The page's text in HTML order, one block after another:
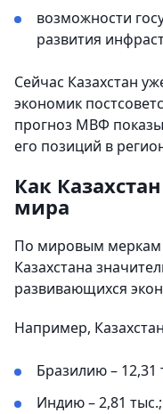
возможности
развития
Сейчас Казахстан
экономик
прогноз МВФ
его позиций в
Как
мира
По мировым меркам
Казахстана
развивающихся
Например,
Бразилию – 12,31
Индию – 2,81 тыс.;